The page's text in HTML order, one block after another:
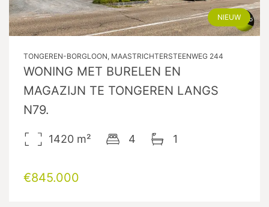
NIEUW
TONGEREN-BORGLOON, MAASTRICHTERSTEENWEG 244
WONING MET BURELEN EN
MAGAZIJN TE TONGEREN LANGS
N79.
1420 m² 4 1
€845.000